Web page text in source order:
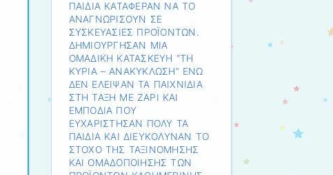
ΠΑΙΔΙΑ ΚΑΤΑΦΕΡΑΝ ΝΑ ΤΟ
ΑΝΑΓΝΩΡΙΣΟΥΝ ΣΕ
ΣΥΣΚΕΥΑΣΙΕΣ ΠΡΟΪΟΝΤΩΝ.
ΔΗΜΙΟΥΡΓΗΣΑΝ ΜΙΑ
ΟΜΑΔΙΚΗ ΚΑΤΑΣΚΕΥΗ “ΤΗ
ΚΥΡΙΑ – ΑΝΑΚΥΚΛΩΣΗ” ΕΝΩ
ΔΕΝ ΕΛΕΙΨΑΝ ΤΑ ΠΑΙΧΝΙΔΙΑ
ΣΤΗ ΤΑΞΗ ΜΕ ΖΑΡΙ ΚΑΙ
ΕΜΠΟΔΙΑ ΠΟΥ
ΕΥΧΑΡΙΣΤΗΣΑΝ ΠΟΛΥ ΤΑ
ΠΑΙΔΙΑ ΚΑΙ ΔΙΕΥΚΟΛΥΝΑΝ ΤΟ
ΣΤΟΧΟ ΤΗΣ ΤΑΞΙΝΟΜΗΣΗΣ
ΚΑΙ ΟΜΑΔΟΠΟΙΗΣΗΣ ΤΩΝ